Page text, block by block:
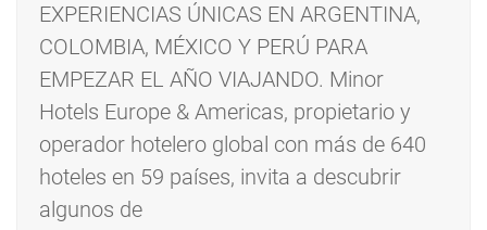
EXPERIENCIAS ÚNICAS EN ARGENTINA,
COLOMBIA, MÉXICO Y PERÚ PARA
EMPEZAR EL AÑO VIAJANDO. Minor
Hotels Europe & Americas, propietario y
operador hotelero global con más de 640
hoteles en 59 países, invita a descubrir
algunos de